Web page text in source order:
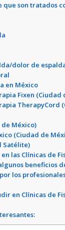
que son tratados
dolor de
en México
Fixen (Ciudad
TherapyCord
México)
(Ciudad de
Satélite)
las Clínicas de
beneficios
los
en Clínicas de